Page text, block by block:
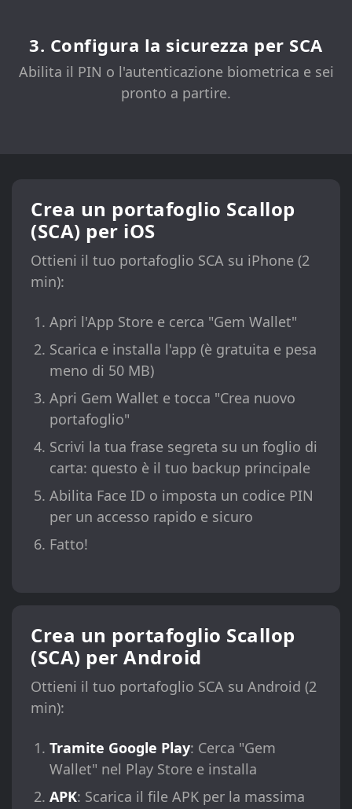
3. Configura la sicurezza per SCA
Abilita il PIN o l'autenticazione biometrica e sei
pronto a partire.
Crea un portafoglio Scallop
(SCA) per iOS
Ottieni il tuo portafoglio SCA su iPhone (2
min):
Apri l'App Store e cerca "Gem Wallet"
Scarica e installa l'app (è gratuita e pesa
meno di 50 MB)
Apri Gem Wallet e tocca "Crea nuovo
portafoglio"
Scrivi la tua frase segreta su un foglio di
carta: questo è il tuo backup principale
Abilita Face ID o imposta un codice PIN
per un accesso rapido e sicuro
Fatto!
Crea un portafoglio Scallop
(SCA) per Android
Ottieni il tuo portafoglio SCA su Android (2
min):
Tramite Google Play: Cerca "Gem
Wallet" nel Play Store e installa
APK: Scarica il file APK per la massima